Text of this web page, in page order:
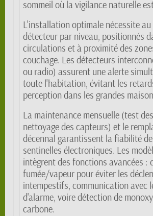
sommeil où la vigilance naturelle
L'installation optimale nécessite
détecteur par niveau, positionnés
circulations et à proximité des
couchage. Les détecteurs
ou radio) assurent une alerte
toute l'habitation, évitant les
perception dans les grandes
La maintenance mensuelle (test
nettoyage des capteurs) et le
décennal garantissent la fiabilité
sentinelles électroniques. Les
intègrent des fonctions avancées :
fumée/vapeur pour éviter les
intempestifs, communication avec
d'alarme, voire détection de
carbone.